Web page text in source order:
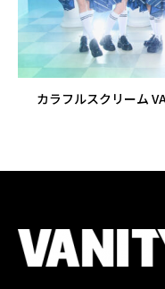
カラフルスクリーム